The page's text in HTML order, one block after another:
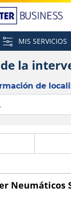
MIS SERVICIOS
la
de
Neumáticos